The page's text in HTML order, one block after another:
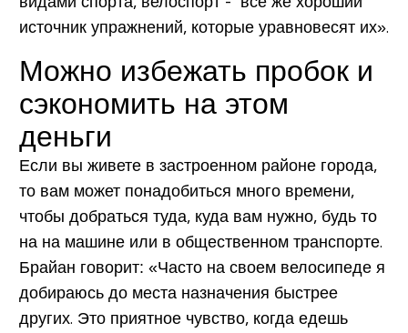
источник упражнений, которые уравновесят их».
Можно избежать пробок и
сэкономить на этом
деньги
Если вы живете в застроенном районе города,
то вам может понадобиться много времени,
чтобы добраться туда, куда вам нужно, будь то
на на машине или в общественном транспорте.
Брайан говорит: «Часто на своем велосипеде я
добираюсь до места назначения быстрее
других. Это приятное чувство, когда едешь